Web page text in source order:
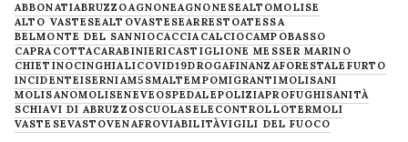
ABBONATIABRUZZOAGNONEAGNONESEALTOMOLISE
ALTO VASTESEALTOVASTESEARRESTOATESSA
BELMONTE DEL SANNIOCACCIACALCIOCAMPOBASSO
CAPRACOTTACARABINIERICASTIGLIONE MESSER MARINO
CHIETINOCINGHIALICOVID19DROGAFINANZAFORESTALE FURTO
INCIDENTEISERNIAM5SMALTEMPOMIGRANTIMOLISANI
MOLISANOMOLISENEVE OSPEDALEPOLIZIAPROFUGHISANITÀ
SCHIAVI DI ABRUZZOSCUOLASELECONTROLLOTERMOLI
VASTESEVASTOVENAFROVIABILITÀVIGILI DEL FUOCO